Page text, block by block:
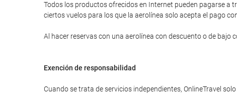
Todos los productos ofrecidos en Internet pueden pagarse a
ciertos vuelos para los que la aerolínea solo acepta el pago
Al hacer reservas con una aerolínea con descuento o de bajo
Exención de responsabilidad
Cuando se trata de servicios independientes, OnlineTravel